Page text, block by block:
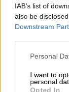
IAB’s list of
also be
Downstream
Please note
not limited to
grant or deny
Personal
I want to
personal
Opted In
Το1997
επόμενο
ύστερα από
επέστρεψε
Η πιο
περίοδος